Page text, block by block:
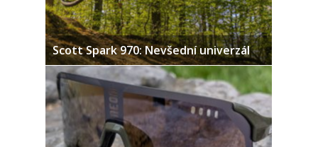
Scott Spark 970: Nevšední univerzál